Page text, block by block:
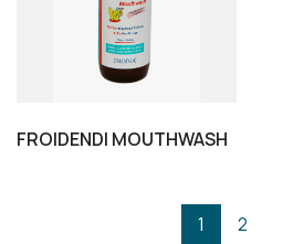
FROIDENDI MOUTHWASH
1 2